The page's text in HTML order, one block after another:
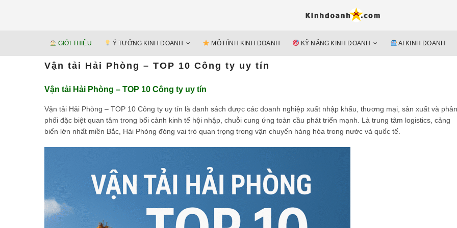
GIỚI THIỆU Ý TƯỞNG KINH DOANH MÔ HÌNH KINH DOANH KỸ NĂNG KINH DOANH AI KINH DOANH
Vận tải Hải Phòng – TOP 10 Công ty uy tín
Vận tải Hải Phòng – TOP 10 Công ty uy tín
Vận tải Hải Phòng – TOP 10 Công ty uy tín là danh sách được các doanh nghiệp xuất nhập khẩu, thương mại, sản xuất và phân
phối đặc biệt quan tâm trong bối cảnh kinh tế hội nhập, chuỗi cung ứng toàn cầu phát triển mạnh. Là trung tâm logistics, cảng
biển lớn nhất miền Bắc, Hải Phòng đóng vai trò quan trọng trong vận chuyển hàng hóa trong nước và quốc tế.